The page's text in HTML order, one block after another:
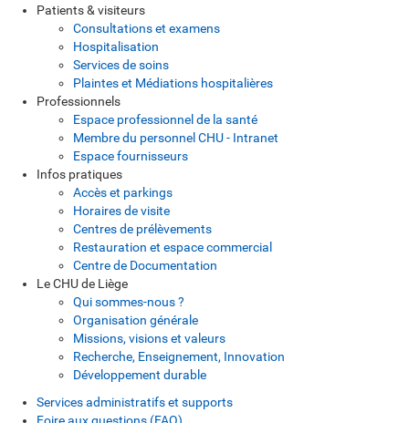
Patients & visiteurs
Consultations et examens
Hospitalisation
Services de soins
Plaintes et Médiations hospitalières
Professionnels
Espace professionnel de la santé
Membre du personnel CHU - Intranet
Espace fournisseurs
Infos pratiques
Accès et parkings
Horaires de visite
Centres de prélèvements
Restauration et espace commercial
Centre de Documentation
Le CHU de Liège
Qui sommes-nous ?
Organisation générale
Missions, visions et valeurs
Recherche, Enseignement, Innovation
Développement durable
Services administratifs et supports